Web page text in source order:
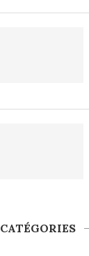
CATÉGORIES